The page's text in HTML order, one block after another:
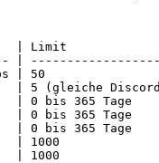
| Limit
|
| 50
(gleiche Discord-
| 0 bis 365
| 0 bis 365
| 0 bis 365
| 1000
| 1000